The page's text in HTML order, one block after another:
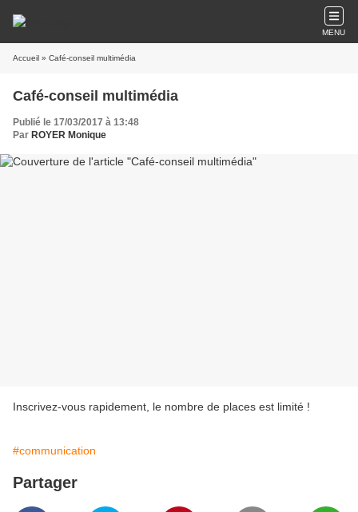
MENU
Accueil » Café-conseil multimédia
Café-conseil multimédia
Publié le 17/03/2017 à 13:48
Par ROYER Monique
Inscrivez-vous rapidement, le nombre de places est limité !
#communication
Partager